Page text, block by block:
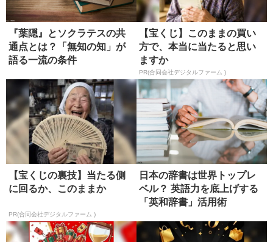
『葉隠』とソクラテスの共
通点とは？「無知の知」が
語る一流の条件
【宝くじ】このままの買い
方で、本当に当たると思い
ますか
PR(合同会社デジタルファーム )
【宝くじの裏技】当たる側
に回るか、このままか
PR(合同会社デジタルファーム )
日本の辞書は世界トップレ
ベル？ 英語力を底上げする
「英和辞書」活用術